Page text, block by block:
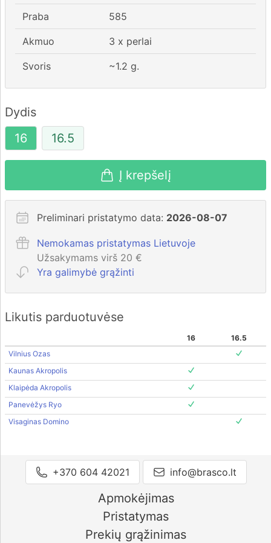
Praba 585
Akmuo 3 x perlai
Svoris ~1.2 g.
Dydis
16
16.5
Į krepšelį
Preliminari pristatymo data: 2026-08-07
Nemokamas pristatymas Lietuvoje
Užsakymams virš 20 €
Yra galimybė grąžinti
Likutis parduotuvėse
16
16.5
Vilnius Ozas
Kaunas Akropolis
Klaipėda Akropolis
Panevėžys Ryo
Visaginas Domino
+370 604 42021 info@brasco.lt
Apmokėjimas
Pristatymas
Prekių grąžinimas